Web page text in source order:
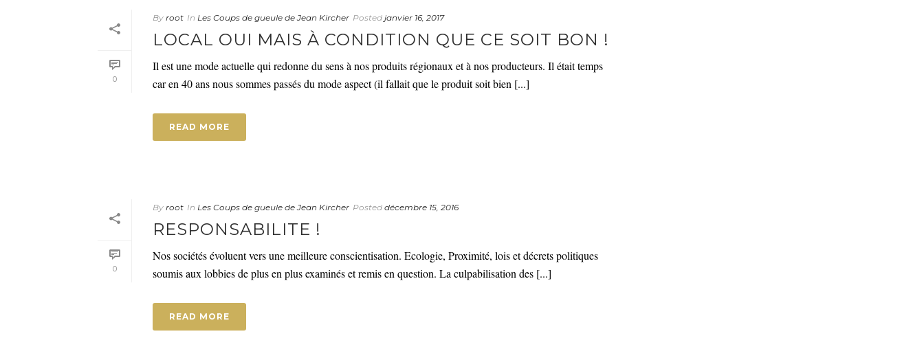
0
By root In Les Coups de gueule de Jean Kircher Posted janvier 16, 2017
LOCAL OUI MAIS À CONDITION QUE CE SOIT BON !
Il est une mode actuelle qui redonne du sens à nos produits régionaux et à nos producteurs. Il était temps
car en 40 ans nous sommes passés du mode aspect (il fallait que le produit soit bien [...]
READ MORE
0
By root In Les Coups de gueule de Jean Kircher Posted décembre 15, 2016
RESPONSABILITE !
Nos sociétés évoluent vers une meilleure conscientisation. Ecologie, Proximité, lois et décrets politiques
soumis aux lobbies de plus en plus examinés et remis en question. La culpabilisation des [...]
READ MORE